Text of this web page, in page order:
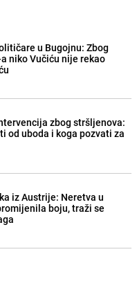
u Bugojnu: Zbog
niko Vučiću nije rekao
zbog stršljenova:
od uboda i koga pozvati za
iz Austrije: Neretva u
boju, traži se